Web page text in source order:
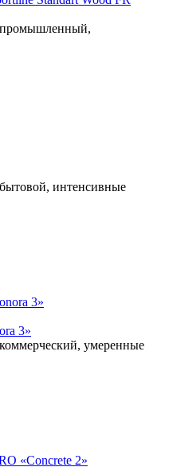
промышленный,
интенсивные
3»
умеренные